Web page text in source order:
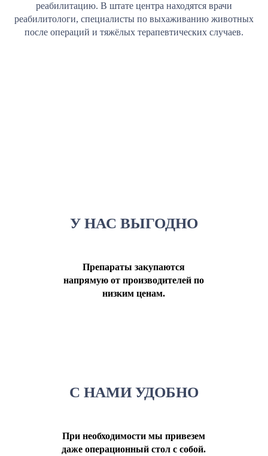
реабилитацию. В штате центра находятся врачи
реабилитологи, специалисты по выхаживанию животных
после операций и тяжёлых терапевтических случаев.
У НАС ВЫГОДНО
Препараты закупаются
напрямую от производителей по
низким ценам.
С НАМИ УДОБНО
При необходимости мы привезем
даже операционный стол с собой.